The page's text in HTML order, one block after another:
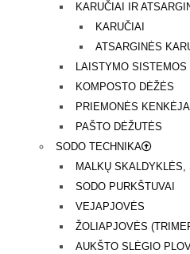
KARUČIAI IR
KARUČIAI
ATSARGINĖS
LAISTYMO SISTEMOS
KOMPOSTO DĖŽĖS
PRIEMONĖS
PAŠTO DĖŽUTĖS
SODO TECHNIKA
MALKŲ SKALDYKLĖS,
SODO PURKŠTUVAI
VEJAPJOVĖS
ŽOLIAPJOVĖS
AUKŠTO SLĖGIO